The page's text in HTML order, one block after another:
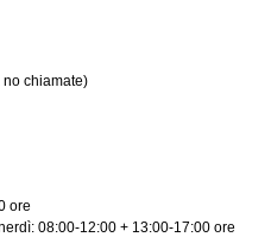
chiamate)
ore
08:00-12:00 + 13:00-17:00 ore